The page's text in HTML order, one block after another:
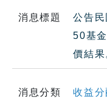
消息標題
公告
50基
價結果
消息分類 收益分